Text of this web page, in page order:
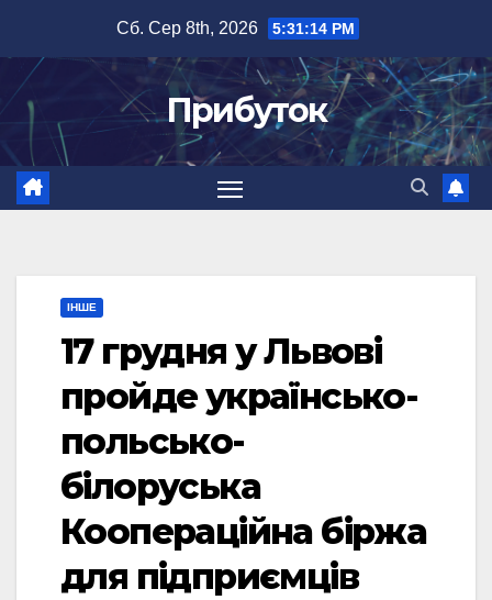
вмісту
Сб. Сер 8th, 2026 5:31:15 PM
Прибуток
ІНШЕ
17 грудня у Львові
пройде українсько-
польсько-
білоруська
Коопераційна біржа
для підприємців